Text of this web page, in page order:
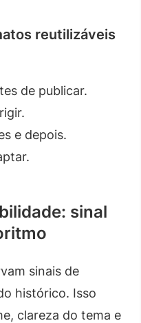
reutilizáveis
de publicar.
e depois.
sinal
sinais de
histórico. Isso
clareza do tema e